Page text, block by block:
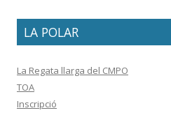
LA POLAR
La Regata llarga del CMPO
TOA
Inscripció